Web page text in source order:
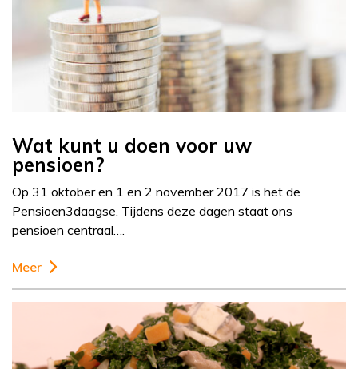
Wat kunt u doen voor uw
pensioen?
Op 31 oktober en 1 en 2 november 2017 is het de
Pensioen3daagse. Tijdens deze dagen staat ons
pensioen centraal….
Meer